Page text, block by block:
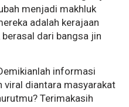
menjadi makhluk
adalah kerajaan
dari bangsa jin
informasi
viral diantara masyarakat
Terimakasih